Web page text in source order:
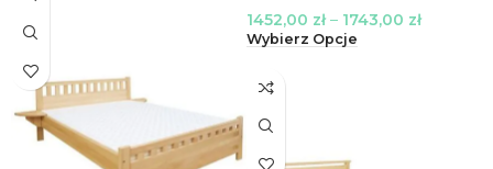
1452,00 zł– 1743,00 zł
Wybierz Opcje